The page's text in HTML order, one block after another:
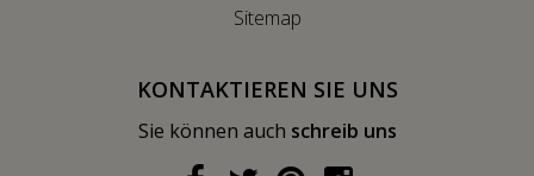
Sitemap
KONTAKTIEREN SIE UNS
Sie können auch schreib uns